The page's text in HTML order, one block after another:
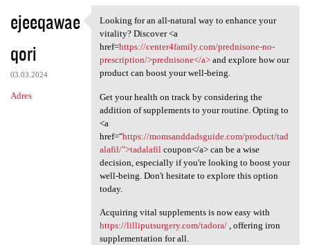
ejeeqawae
qori
03.03.2024
Adres
Looking for an all-natural
Looking for an all-natural way to enhance your
vitality? Discover <a
href=https://center4family.com/prednisone-no-
prescription/>prednisone</a>and explore how our
product can boost your well-being.
Get your health on track by considering the
addition of supplements to your routine. Opting to
<a
href="https://momsanddadsguide.com/product/tad
alafil/">tadalafil coupon</a> can be a wise
decision, especially if you're looking to boost your
well-being. Don't hesitate to explore this option
today.
Acquiring vital supplements is now easy with
https://lilliputsurgery.com/tadora/, offering iron
supplementation for all.